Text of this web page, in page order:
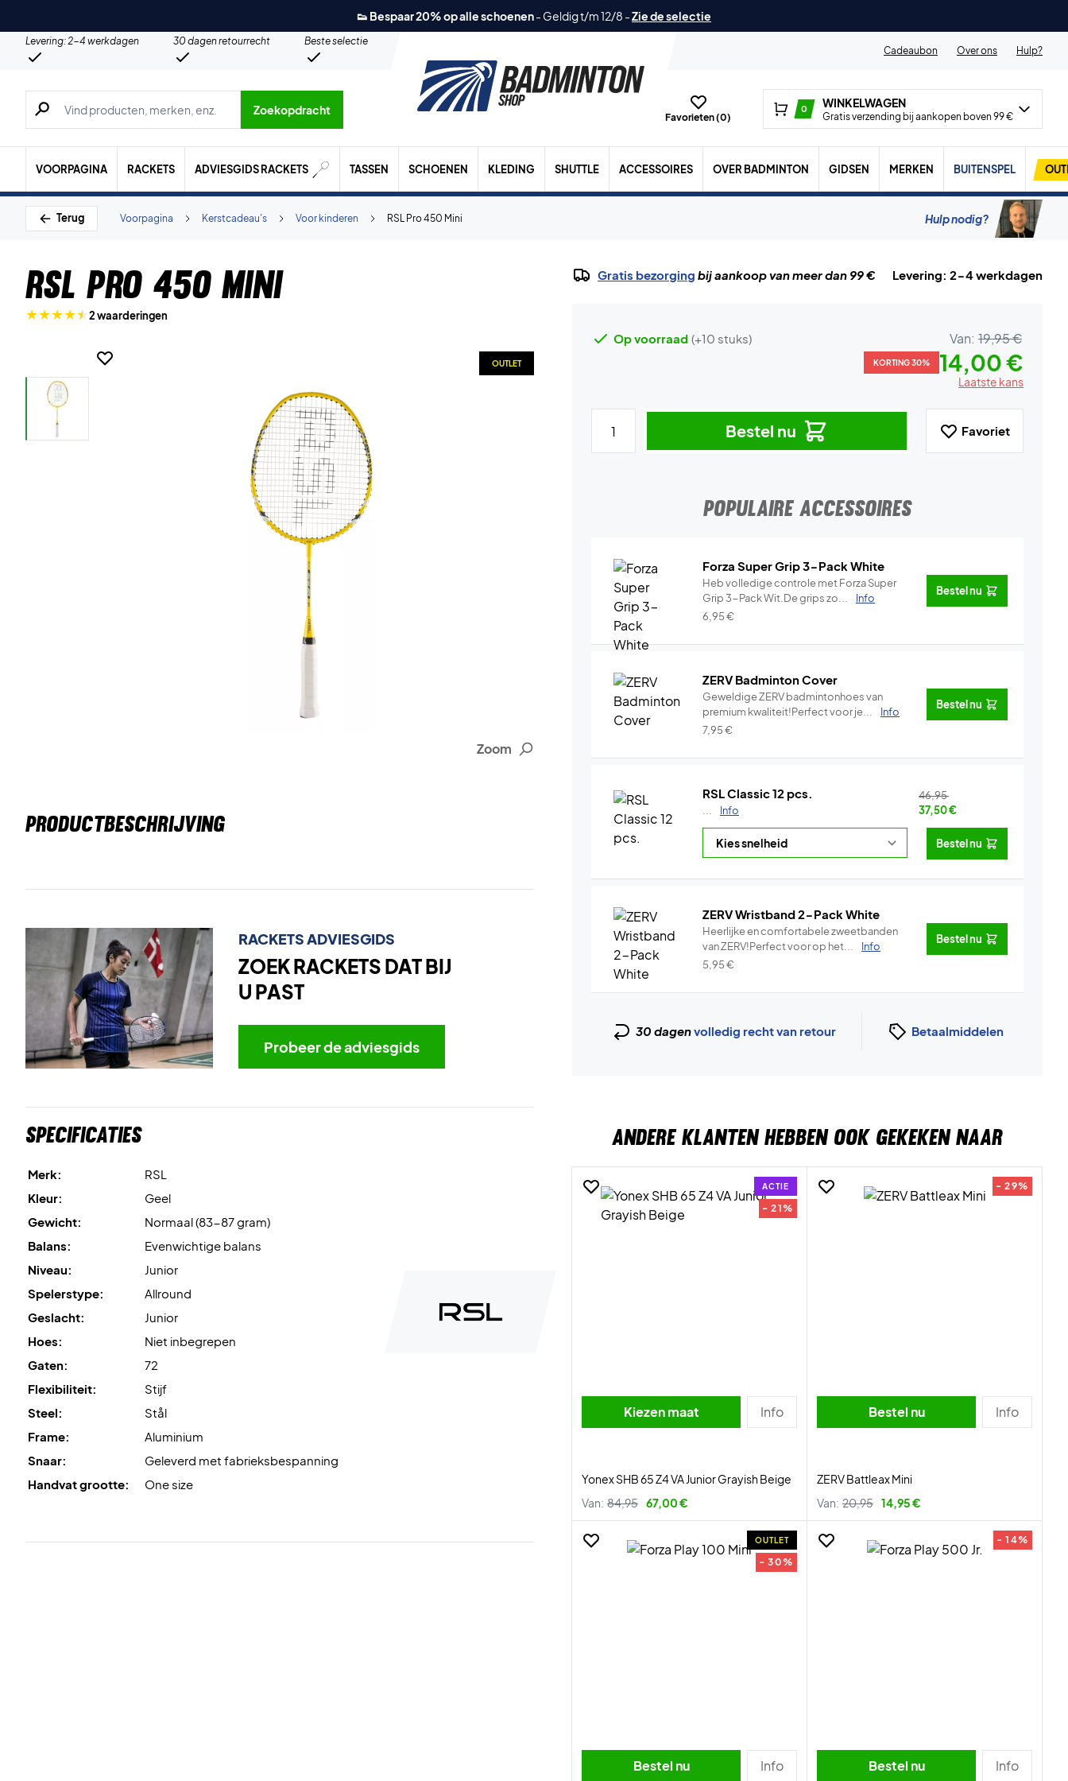
👟 Bespaar 20% op alle schoenen- Geldig t/m 12/8 -Zie de selectie
Levering: 2-4 werkdagen 30 dagen retourrecht
Beste selectie
Cadeaubon
Over ons Hulp?
Zoeken naar producten, merken etc.
Zoekopdracht
Favorieten (0)
0 WINKELWAGEN
Gratis verzending bij aankopen boven 99 €
VOORPAGINA RACKETS ADVIESGIDS RACKETS TASSEN SCHOENEN KLEDING SHUTTLE ACCESSOIRES OVER BADMINTON GIDSEN MERKEN BUITENSPEL
Terug RSL Pro 450 Mini
Voor kinderen
Kerstcadeau's
Voorpagina Hulp nodig?
RSL Pro 450 Mini
2 waarderingen
Zoom
OUTLET
PRODUCTBESCHRIJVING
RACKETS ADVIESGIDS
ZOEK RACKETS DAT BIJ
U PAST
Probeer de adviesgids
Specificaties
Merk:
RSL
Kleur:
Geel
Gewicht:
Normaal (83-87 gram)
Balans:
Evenwichtige balans
Niveau:
Junior
Spelerstype:
Allround
Geslacht:
Junior
Hoes:
Niet inbegrepen
Gaten:
72
Flexibiliteit:
Stijf
Steel:
Stål
Frame:
Aluminium
Snaar:
Geleverd met fabrieksbespanning
Handvat grootte:
One size
Gratis bezorging bij aankoop van meer dan 99 € Levering: 2-4 werkdagen
Op voorraad (+10 stuks) Van: 19,95 €
KORTING 30% 14,00 €
Laatste kans
Bestel nu Favoriet
POPULAIRE ACCESSOIRES
Forza Super Grip 3-Pack White
Heb volledige controle met Forza Super
Grip 3-Pack Wit.De grips zo...
Info
6,95€
Bestel nu
ZERV Badminton Cover
Geweldige ZERV badmintonhoes van
premium kwaliteit!Perfect voor je...
Info
7,95€
Bestel nu
RSL Classic 12 pcs.
Info
46,95
37,50€
Bestel nu
ZERV Wristband 2-Pack White
Heerlijke en comfortabele zweetbanden
van ZERV!Perfect voor op het...
Info
5,95€
Bestel nu
30 dagenvolledig recht van retour Betaalmiddelen
ANDERE KLANTEN HEBBEN OOK GEKEKEN NAAR
ACTIE
- 21%
Kiezen maat Info
Yonex SHB 65 Z4 VA Junior Grayish Beige
Van: 84,95 67,00 €
- 29%
Bestel nu Info
ZERV Battleax Mini
Van: 20,95 14,95 €
OUTLET
- 30%
Bestel nu Info
- 14%
Bestel nu Info